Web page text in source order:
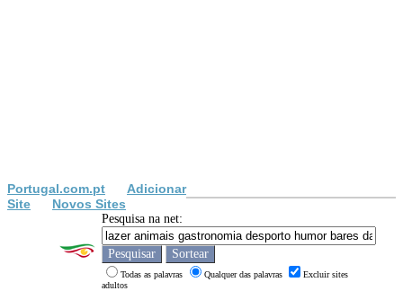
Portugal.com.pt
Adicionar
Site
Novos Sites
Pesquisa na net:
Todas as palavras Qualquer das palavras
Excluir sites
adultos